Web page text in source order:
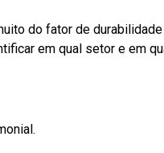
do fator de
em qual setor e em